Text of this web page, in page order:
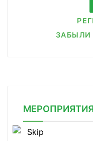
ЗАБЫЛИ
МЕРОПРИЯТИЯ